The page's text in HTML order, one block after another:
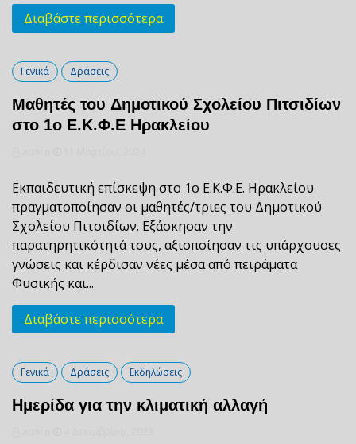
Διαβάστε περισσότερα
Γενικά Δράσεις
Μαθητές του Δημοτικού Σχολείου Πιτσιδίων
στο 1ο Ε.Κ.Φ.Ε Ηρακλείου
Εκπαιδευτική επίσκεψη στο 1ο Ε.Κ.Φ.Ε. Ηρακλείου
πραγματοποίησαν οι μαθητές/τριες του Δημοτικού
Σχολείου Πιτσιδίων. Εξάσκησαν την
παρατηρητικότητά τους, αξιοποίησαν τις υπάρχουσες
γνώσεις και κέρδισαν νέες μέσα από πειράματα
Φυσικής και...
Διαβάστε περισσότερα
Γενικά Δράσεις Εκδηλώσεις
Ημερίδα για την κλιματική αλλαγή